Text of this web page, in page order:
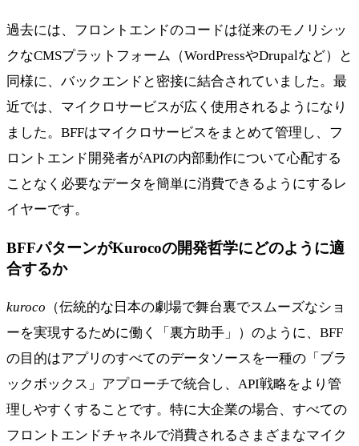
過去には、フロントエンドのコードは従来のモノリシッ
クなCMSプラットフォーム（WordPressやDrupalなど）と
同様に、バックエンドと密接に結合されていました。最
近では、マイクロサービスが広く使用されるようになり
ました。BFFはマイクロサービスをまとめて管理し、フ
ロントエンド開発者がAPIの内部動作について心配する
ことなく必要なデータを簡単に消費できるようにするレ
イヤーです。
BFFパターンがKurocoの開発哲学にどのように適
合するか
kuroco （伝統的な日本の劇場で舞台裏でスムーズなショ
ーを実現するために働く「裏方助手」）のように、BFF
の目的はアプリのすべてのデータソースを一種の「ブラ
ックボックス」アプローチで統合し、API戦略をより管
理しやすくすることです。特に大企業の場合、すべての
フロントエンドチャネルで消費されるさまざまなマイク